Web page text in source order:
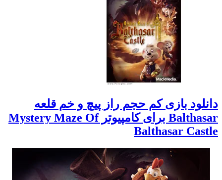
دانلود بازی کم حجم راز پیچ و خم قلعه
Balthasar برای کامپیوتر Mystery Maze Of
Balthasar Castle